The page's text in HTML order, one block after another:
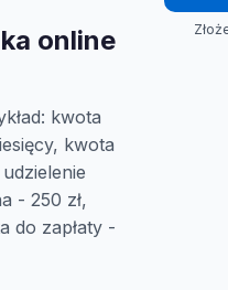
online
kwota
kwota
- 250 zł,
do zapłaty -